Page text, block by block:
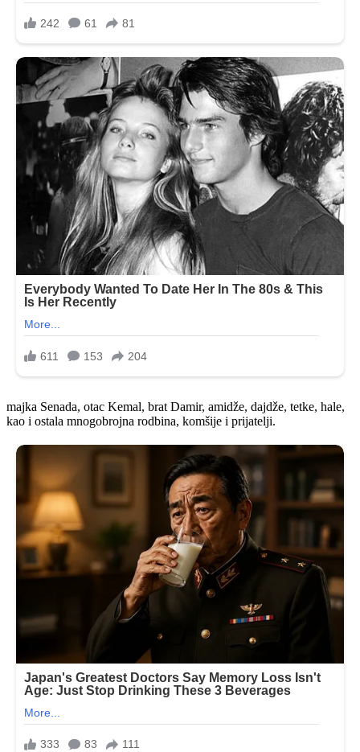
majka Senada, otac Kemal, brat Damir, amidže, dajdže, tetke, hale,
kao i ostala mnogobrojna rodbina, komšije i prijatelji.